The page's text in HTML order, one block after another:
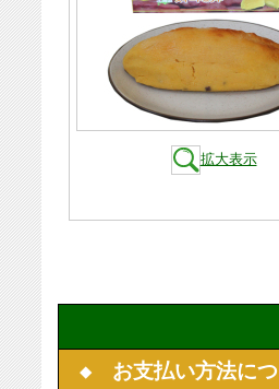
拡大表示
◆ お支払い方法につ